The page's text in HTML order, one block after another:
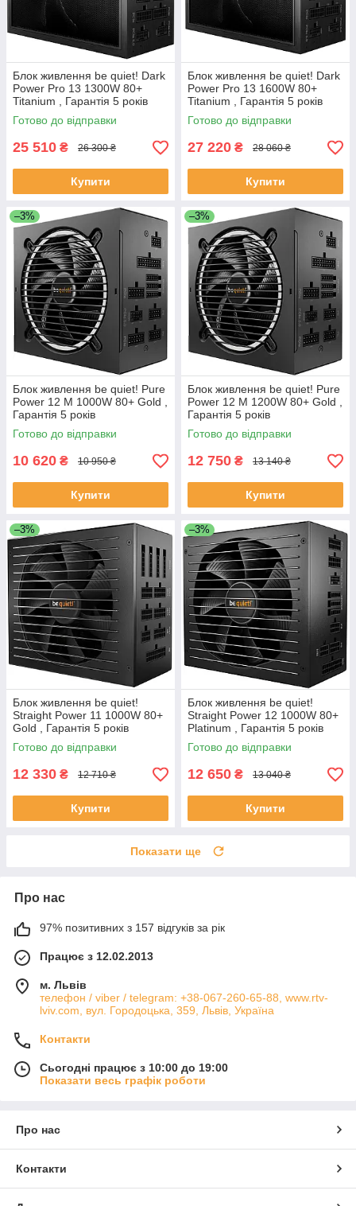
Блок живлення be quiet! Dark
Power Pro 13 1300W 80+
Titanium , Гарантія 5 років
Готово до відправки
25 510 ₴ 26 300 ₴
Купити
Блок живлення be quiet! Dark
Power Pro 13 1600W 80+
Titanium , Гарантія 5 років
Готово до відправки
27 220 ₴ 28 060 ₴
Купити
–3%
Блок живлення be quiet! Pure
Power 12 M 1000W 80+ Gold ,
Гарантія 5 років
Готово до відправки
10 620 ₴ 10 950 ₴
Купити
–3%
Блок живлення be quiet! Pure
Power 12 M 1200W 80+ Gold ,
Гарантія 5 років
Готово до відправки
12 750 ₴ 13 140 ₴
Купити
–3%
Блок живлення be quiet!
Straight Power 11 1000W 80+
Gold , Гарантія 5 років
Готово до відправки
12 330 ₴ 12 710 ₴
Купити
–3%
Блок живлення be quiet!
Straight Power 12 1000W 80+
Platinum , Гарантія 5 років
Готово до відправки
12 650 ₴ 13 040 ₴
Купити
Показати ще
Про нас
97% позитивних з 157 відгуків за рік
Працює з 12.02.2013
м. Львів
телефон / viber / telegram: +38-067-260-65-88, www.rtv-
lviv.com, вул. Городоцька, 359, Львів, Україна
Контакти
Сьогодні працює з 10:00 до 19:00
Показати весь графік роботи
Про нас
Контакти